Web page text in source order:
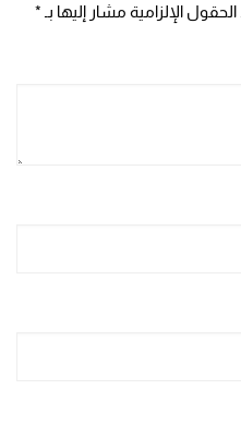
الحقول الإلزامية مشار إليها بـ *